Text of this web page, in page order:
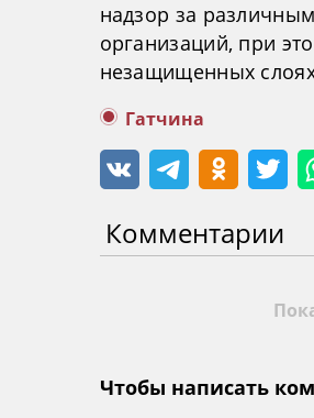
надзор за
организаций, при
незащищенных
Гатчина
Комментарии
Чтобы написать